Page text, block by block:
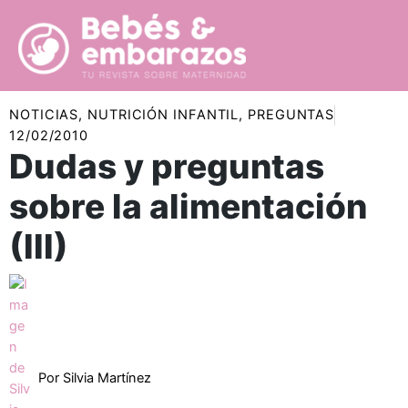
contenido
NOTICIAS, NUTRICIÓN INFANTIL, PREGUNTAS
12/02/2010
Dudas y preguntas
sobre la alimentación
(III)
Por Silvia Martínez